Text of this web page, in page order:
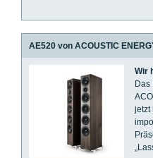
AE520 von ACOUSTIC
Wir
Das
jetzt